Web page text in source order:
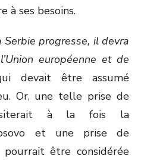
à ses besoins.
Serbie progresse, il devra
européenne et de
devait être assumé
Or, une telle prise de
à la fois la
et une prise de
pourrait être considérée